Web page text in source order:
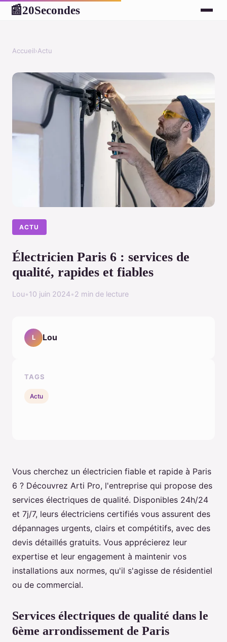
📰20Secondes
Accueil›Actu
ACTU
Électricien Paris 6 : services de
qualité, rapides et fiables
Lou•10 juin 2024•2 min de lecture
Vous cherchez un électricien fiable et rapide à Paris
6 ? Découvrez Arti Pro, l'entreprise qui propose des
services électriques de qualité. Disponibles 24h/24
et 7j/7, leurs électriciens certifiés vous assurent des
dépannages urgents, clairs et compétitifs, avec des
devis détaillés gratuits. Vous apprécierez leur
expertise et leur engagement à maintenir vos
installations aux normes, qu'il s'agisse de résidentiel
ou de commercial.
Services électriques de qualité dans le
6ème arrondissement de Paris
L Lou
TAGS
Actu